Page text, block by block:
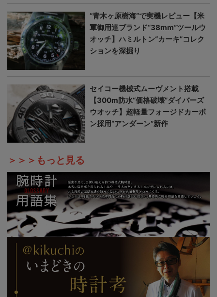
“青木ヶ原樹海”で実機レビュー【米
軍御用達ブランド“38mm”ツールウ
オッチ】ハミルトン“カーキ”コレク
ションを深掘り
セイコー機械式ムーヴメント搭載
【300m防水“価格破壊”ダイバーズ
ウオッチ】超軽量フォージドカーボ
ン採用“アンダーン”新作
＞＞＞もっと見る